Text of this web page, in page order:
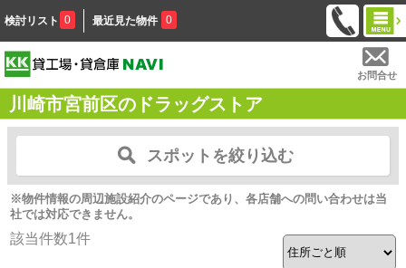
検討リスト 0 最近見た物件 0
お問合せ
川崎市宮前区のドラッグストア
スポットを絞り込む
※物件情報の周辺施設紹介のページであり、各店舗への問い合わせは当
社では対応できません。
該当件数1件